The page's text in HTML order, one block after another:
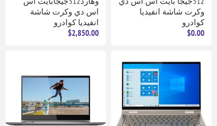
وكرت شاشة انفيديا
كوادرو
$0.00
اس دي وكرت شاشة
انفيديا كوادرو
$2,850.00